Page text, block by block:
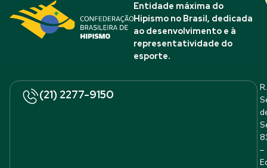
Entidade máxima do
Hipismo no Brasil, dedicada
ao desenvolvimento e à
representatividade do
esporte.
(21) 2277-9150
R.
–